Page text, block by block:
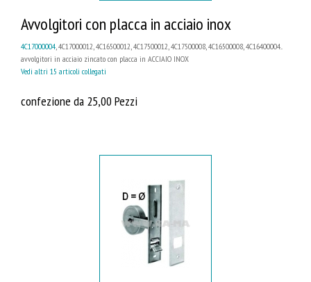
Avvolgitori con placca in acciaio inox
4C17000004 , 4C17000012, 4C16500012, 4C17500012, 4C17500008, 4C16500008, 4C16400004...
avvolgitori in acciaio zincato con placca in ACCIAIO INOX
Vedi altri 15 articoli collegati
confezione da 25,00 Pezzi